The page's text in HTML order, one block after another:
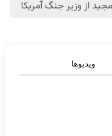
ویدیوها